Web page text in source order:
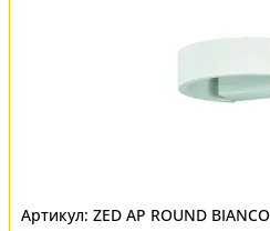
ZED AP ROUND BIANCO